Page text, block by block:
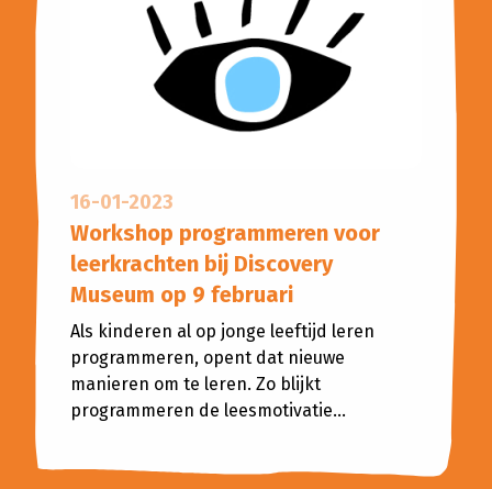
16-01-2023
Workshop programmeren voor
leerkrachten bij Discovery
Museum op 9 februari
Als kinderen al op jonge leeftijd leren
programmeren, opent dat nieuwe
manieren om te leren. Zo blijkt
programmeren de leesmotivatie...